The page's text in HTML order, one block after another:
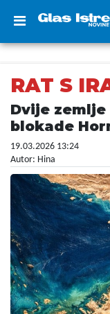
RAT S
Dvije
blokade
19.03.2026 13:24
Autor: Hina